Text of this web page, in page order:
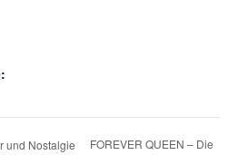
und Nostalgie
FOREVER QUEEN – Die